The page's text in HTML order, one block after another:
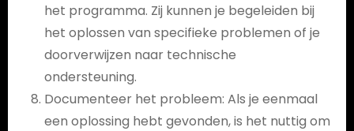
het programma. Zij kunnen je begeleiden bij
het oplossen van specifieke problemen of je
doorverwijzen naar technische
ondersteuning.
Documenteer het probleem: Als je eenmaal
een oplossing hebt gevonden, is het nuttig om